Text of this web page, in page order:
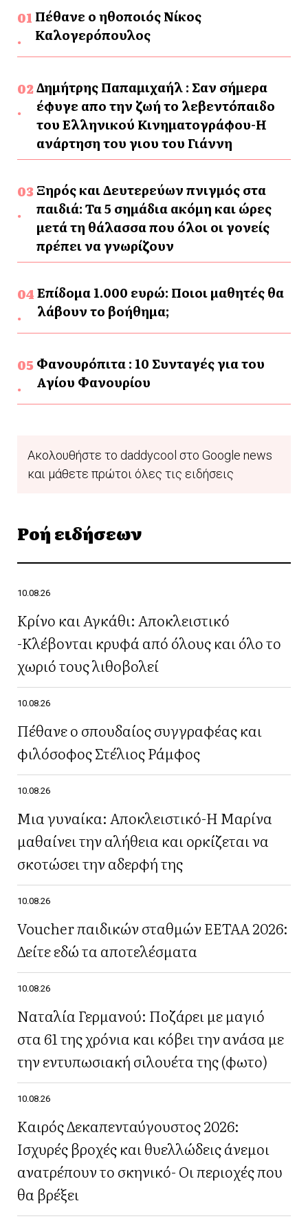
Πέθανε ο ηθοποιός Νίκος
Καλογερόπουλος
Δημήτρης Παπαμιχαήλ : Σαν σήμερα
έφυγε απο την ζωή το λεβεντόπαιδο
του Ελληνικού Κινηματογράφου-Η
ανάρτηση του γιου του Γιάννη
Ξηρός και Δευτερεύων πνιγμός στα
παιδιά: Τα 5 σημάδια ακόμη και ώρες
μετά τη θάλασσα που όλοι οι γονείς
πρέπει να γνωρίζουν
Επίδομα 1.000 ευρώ: Ποιοι μαθητές θα
λάβουν το βοήθημα;
Φανουρόπιτα : 10 Συνταγές για του
Αγίου Φανουρίου
Ακολουθήστε το daddycool στο Google news
και μάθετε πρώτοι όλες τις ειδήσεις
Ροή ειδήσεων
10.08.26
Κρίνο και Αγκάθι: Aποκλειστικό
-Κλέβονται κρυφά από όλους και όλο το
χωριό τους λιθοβολεί
10.08.26
Πέθανε ο σπουδαίος συγγραφέας και
φιλόσοφος Στέλιος Ράμφος
10.08.26
Μια γυναίκα: Αποκλειστικό-Η Μαρίνα
μαθαίνει την αλήθεια και ορκίζεται να
σκοτώσει την αδερφή της
10.08.26
Voucher παιδικών σταθμών ΕΕΤΑΑ 2026:
Δείτε εδώ τα αποτελέσματα
10.08.26
Ναταλία Γερμανού: Ποζάρει με μαγιό
στα 61 της χρόνια και κόβει την ανάσα με
την εντυπωσιακή σιλουέτα της (φωτο)
10.08.26
Καιρός Δεκαπενταύγουστος 2026:
Ισχυρές βροχές και θυελλώδεις άνεμοι
ανατρέπουν το σκηνικό- Οι περιοχές που
θα βρέξει